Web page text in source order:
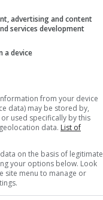
una
gli sarà giunta
al riù
su PlayStation
advertising and content
services development
a device
from your device
data) may be stored by,
used specifically by this
data. List of
on the basis of legitimate
your options below. Look
site menu to manage or